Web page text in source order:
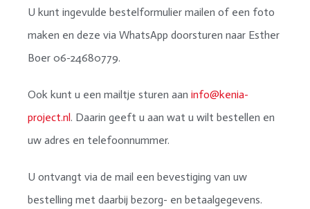
U kunt ingevulde bestelformulier mailen of een foto
maken en deze via WhatsApp doorsturen naar Esther
Boer 06-24680779.
Ook kunt u een mailtje sturen aan info@kenia-
project.nl. Daarin geeft u aan wat u wilt bestellen en
uw adres en telefoonnummer.
U ontvangt via de mail een bevestiging van uw
bestelling met daarbij bezorg- en betaalgegevens.